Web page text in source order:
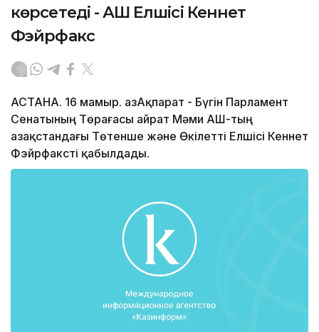
көрсетеді - АҚШ Елшісі Кеннет
Фэйрфакс
АСТАНА. 16 мамыр. ҚазАқпарат - Бүгін Парламент
Сенатының Төрағасы Қайрат Мәми АҚШ-тың
Қазақстандағы Төтенше және Өкілетті Елшісі Кеннет
Фэйрфаксті қабылдады.